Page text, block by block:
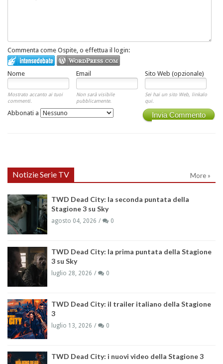
Commenta come Ospite, o effettua il login:
Nome Email Sito Web (opzionale)
Mostrato accanto ai tuoi
commenti.
Non sarà visibile
pubblicamente.
Sei hai un sito Web, linkalo
qui.
Invia Commento
Abbonati a
Notizie Serie TV More »
TWD Dead City: la seconda puntata della
Stagione 3 su Sky
agosto 04, 2026 0
TWD Dead City: la prima puntata della Stagione
3 su Sky
luglio 28, 2026 0
TWD Dead City: il trailer italiano della Stagione
3
luglio 13, 2026 0
TWD Dead City: i nuovi video della Stagione 3